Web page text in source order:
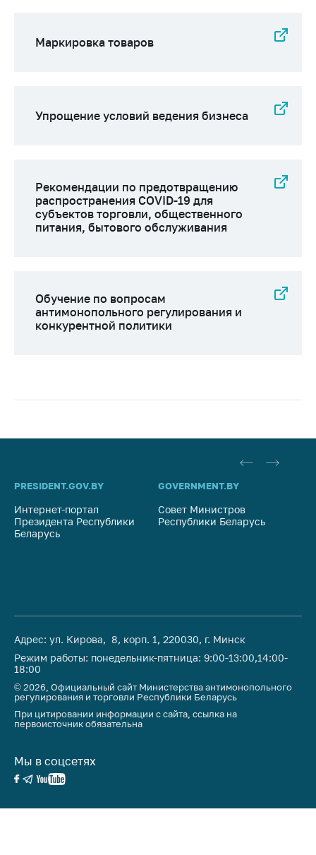
Маркировка товаров
Упрощение условий ведения бизнеса
Рекомендации по предотвращению
распространения COVID-19 для
субъектов торговли, общественного
питания, бытового обслуживания
Обучение по вопросам
антимонопольного регулирования и
конкурентной политики
PRESIDENT.GOV.BY
Интернет-портал
Президента Республики
Беларусь
GOVERNMENT.BY
Совет Министров
Республики Беларусь
Адрес: ул. Кирова, 8, корп. 1, 220030, г. Минск
Режим работы: понедельник-пятница: 9:00-13:00,14:00-
18:00
© 2026, Официальный сайт Министерства антимонопольного
регулирования и торговли Республики Беларусь
При цитировании информации с сайта, ссылка на
первоисточник обязательна
Мы в соцсетях